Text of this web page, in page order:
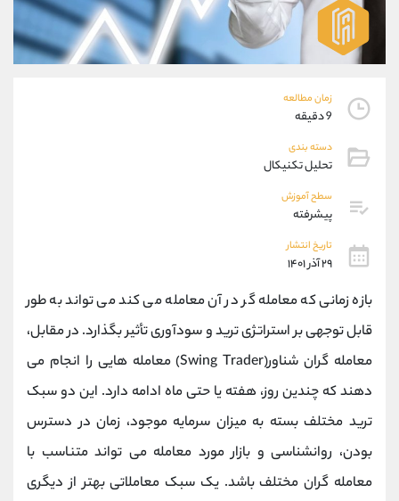
زمان مطالعه
9 دقیقه
دسته بندی
تحلیل تکنیکال
سطح آموزش
پیشرفته
تاریخ انتشار
۲۹ آذر ۱۴۰۱
بازه زمانی که معامله گر در آن معامله می کند می تواند به طور
قابل توجهی بر استراتژی ترید و سودآوری تأثیر بگذارد. در مقابل،
معامله گران شناور(Swing Trader) معامله هایی را انجام می
دهند که چندین روز، هفته یا حتی ماه ادامه دارد. این دو سبک
ترید مختلف بسته به میزان سرمایه موجود، زمان در دسترس
بودن، روانشناسی و بازار مورد معامله می تواند متناسب با
معامله گران مختلف باشد. یک سبک معاملاتی بهتر از دیگری
09194198792
واتساپ شروع گفتگو
تلگرام @Armteam_admin_33
پشتیبان فروش
موبایل
واتساپ
داخلی
اطلاعات تماس (دفتر فروش)
تلفن 021-22021030
بدون پیش شماره 90001030
اینستاگرام @alireza.mehrabii
کانال تلگرام @alirezamehrabi_com